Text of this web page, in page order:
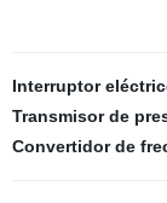
Interruptor
Transmisor de
Convertidor de